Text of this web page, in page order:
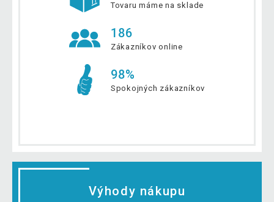
Tovaru máme na sklade
186
Zákazníkov online
98%
Spokojných zákazníkov
Výhody nákupu